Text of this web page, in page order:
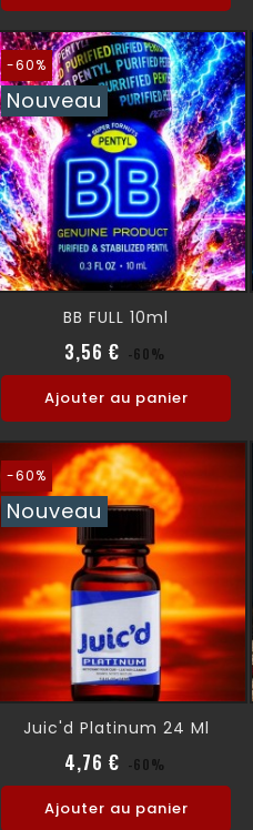
-60%
Nouveau
BB FULL 10ml
3,56 € Prix normal
-60%
Ajouter au panier
-60%
Nouveau
Juic'd Platinum 24 Ml
4,76 € Prix normal
-60%
Ajouter au panier